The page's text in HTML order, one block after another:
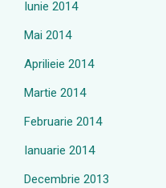
Iunie 2014
Mai 2014
Aprilieie 2014
Martie 2014
Februarie 2014
Ianuarie 2014
Decembrie 2013